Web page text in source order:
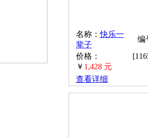
名称：快乐一
辈子
编
价格：
￥ 1,428 元
查看详细